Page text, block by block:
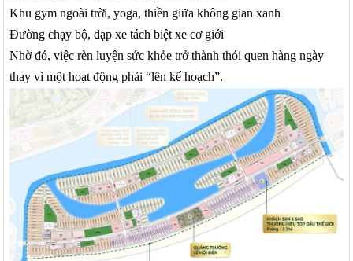
Khu gym ngoài trời, yoga, thiền giữa không gian xanh
Đường chạy bộ, đạp xe tách biệt xe cơ giới
Nhờ đó, việc rèn luyện sức khỏe trở thành thói quen hàng ngày
thay vì một hoạt động phải “lên kế hoạch”.